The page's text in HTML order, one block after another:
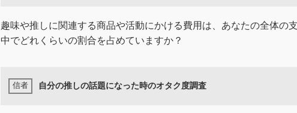
趣味や推しに関連する商品や活動にかける費用は、あなたの全体の
中でどれくらいの割合を占めていますか？
自分の推しの話題になった時のオタク度調査